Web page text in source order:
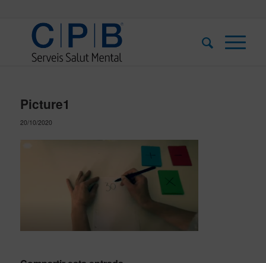
Picture1
20/10/2020